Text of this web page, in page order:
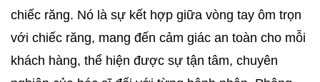
chiếc răng. Nó là sự kết hợp giữa vòng tay ôm trọn
với chiếc răng, mang đến cảm giác an toàn cho mỗi
khách hàng, thể hiện được sự tận tâm, chuyên